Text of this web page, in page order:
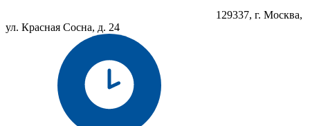
129337, г. Москва,
ул. Красная Сосна, д. 24